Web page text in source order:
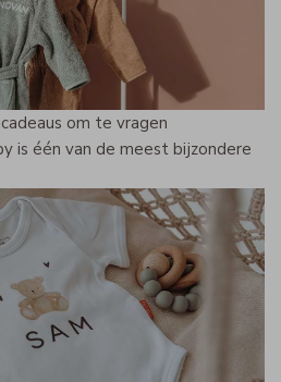
om te vragen
is één van de meest bijzondere